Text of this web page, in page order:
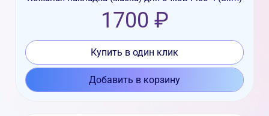
1700 ₽
Купить в один клик
Добавить в корзину